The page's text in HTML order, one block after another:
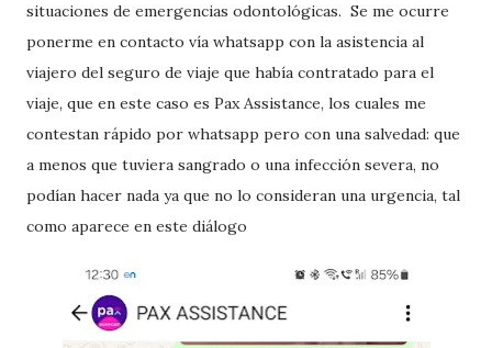
situaciones de emergencias odontológicas. Se me ocurre
ponerme en contacto vía whatsapp con la asistencia al
viajero del seguro de viaje que había contratado para el
viaje, que en este caso es Pax Assistance, los cuales me
contestan rápido por whatsapp pero con una salvedad: que
a menos que tuviera sangrado o una infección severa, no
podían hacer nada ya que no lo consideran una urgencia, tal
como aparece en este diálogo